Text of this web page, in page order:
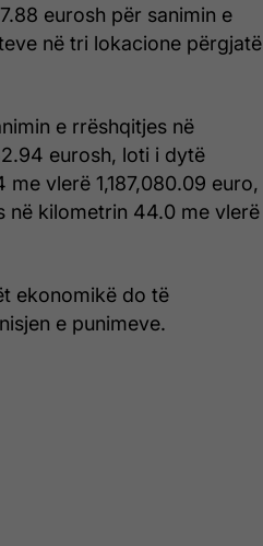
eurosh për sanimin e
në tri lokacione përgjatë
e rrëshqitjes në
eurosh, loti i dytë
vlerë 1,187,080.09 euro,
në kilometrin 44.0 me vlerë
ekonomikë do të
e punimeve.